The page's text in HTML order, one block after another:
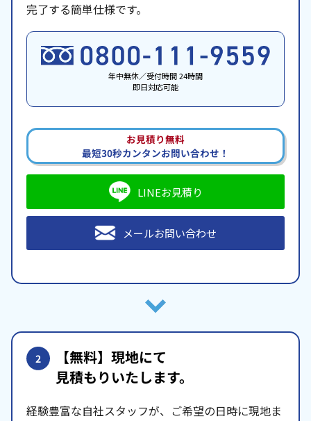
完了する簡単仕様です。
年中無休／受付時間 24時間
即日対応可能
お見積り無料
最短30秒カンタンお問い合わせ！
LINEお見積り
メールお問い合わせ
2 【無料】現地にて
見積もりいたします。
経験豊富な自社スタッフが、ご希望の日時に現地ま